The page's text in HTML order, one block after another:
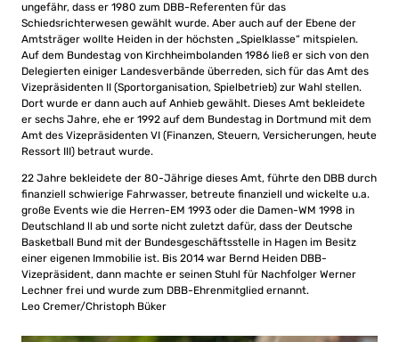
ungefähr, dass er 1980 zum DBB-Referenten für das
Schiedsrichterwesen gewählt wurde. Aber auch auf der Ebene der
Amtsträger wollte Heiden in der höchsten „Spielklasse“ mitspielen.
Auf dem Bundestag von Kirchheimbolanden 1986 ließ er sich von den
Delegierten einiger Landesverbände überreden, sich für das Amt des
Vizepräsidenten II (Sportorganisation, Spielbetrieb) zur Wahl stellen.
Dort wurde er dann auch auf Anhieb gewählt. Dieses Amt bekleidete
er sechs Jahre, ehe er 1992 auf dem Bundestag in Dortmund mit dem
Amt des Vizepräsidenten VI (Finanzen, Steuern, Versicherungen, heute
Ressort III) betraut wurde.
22 Jahre bekleidete der 80-Jährige dieses Amt, führte den DBB durch
finanziell schwierige Fahrwasser, betreute finanziell und wickelte u.a.
große Events wie die Herren-EM 1993 oder die Damen-WM 1998 in
Deutschland ll ab und sorte nicht zuletzt dafür, dass der Deutsche
Basketball Bund mit der Bundesgeschäftsstelle in Hagen im Besitz
einer eigenen Immobilie ist. Bis 2014 war Bernd Heiden DBB-
Vizepräsident, dann machte er seinen Stuhl für Nachfolger Werner
Lechner frei und wurde zum DBB-Ehrenmitglied ernannt.
Leo Cremer/Christoph Büker